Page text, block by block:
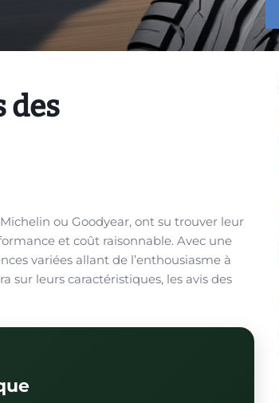
des
ou Goodyear, ont su trouver leur
et coût raisonnable. Avec une
variées allant de l’enthousiasme à
sur leurs caractéristiques, les avis des